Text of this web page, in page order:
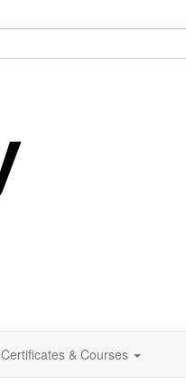
Certificates & Courses